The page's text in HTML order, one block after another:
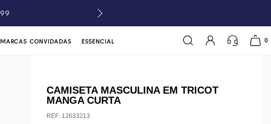
MARCAS CONVIDADAS ESSENCIAL 0
CAMISETA MASCULINA EM TRICOT
MANGA CURTA
REF: 12633213